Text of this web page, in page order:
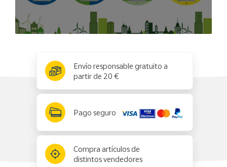
Envío responsable gratuito a
partir de 20 €
Pago seguro
Compra artículos de
distintos vendedores